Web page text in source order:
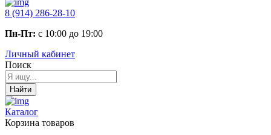
8 (914) 286-28-10
Пн-Пт: с 10:00 до 19:00
Личный кабинет
Поиск
Найти
Каталог
Корзина товаров